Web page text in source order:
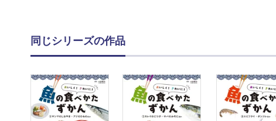
同じシリーズの作品